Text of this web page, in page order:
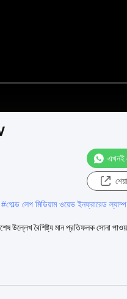
এখনই
#গোল্ড লেপ মিডিয়াম ওয়েভ ইনফ্রারেড ল্যাম্প
উল্লেখ বৈশিষ্ট্য মান প্রতিফলক সোনা